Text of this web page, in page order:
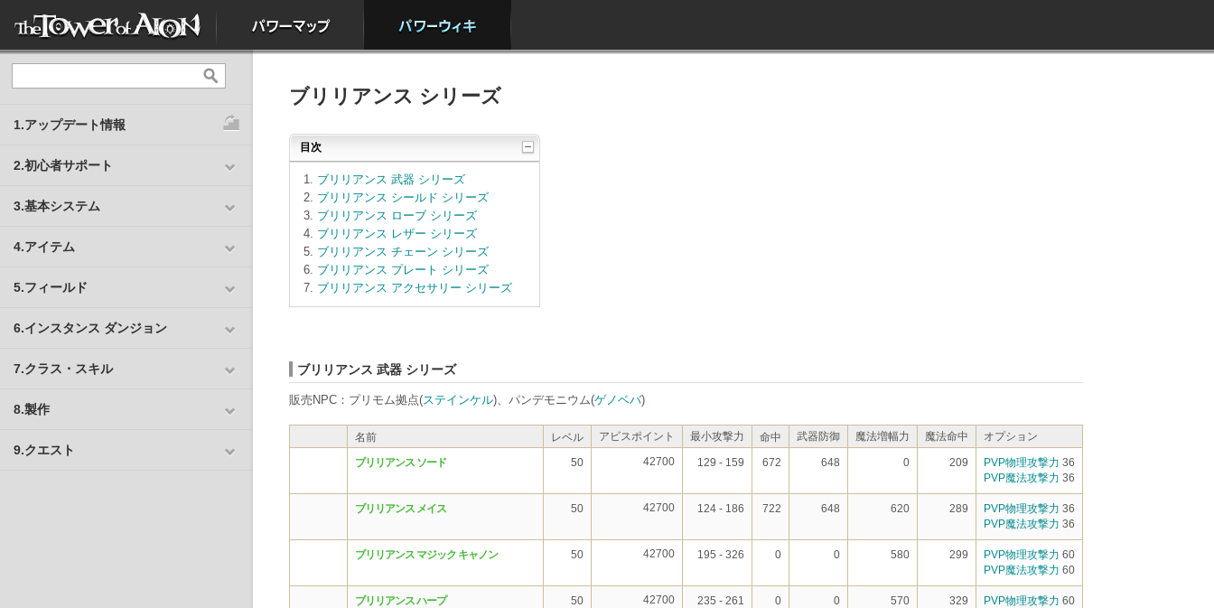
1.アップデート情報
2.初心者サポート
3.基本システム
4.アイテム
5.フィールド
6.インスタンス ダンジョン
7.クラス・スキル
8.製作
9.クエスト
ブリリアンス シリーズ
目次
ブリリアンス 武器 シリーズ
ブリリアンス シールド シリーズ
ブリリアンス ローブ シリーズ
ブリリアンス レザー シリーズ
ブリリアンス チェーン シリーズ
ブリリアンス プレート シリーズ
ブリリアンス アクセサリー シリーズ
ブリリアンス 武器 シリーズ
販売NPC：プリモム拠点(ステインケル)、パンデモニウム(ゲノベバ)
名前 レベル アビスポイント 最小攻撃力 命中 武器防御 魔法増幅力 魔法命中 オプション
ブリリアンス ソード 50 42700 129 - 159 672 648 0 209 PVP物理攻撃力 36
PVP魔法攻撃力 36
ブリリアンス メイス 50 42700 124 - 186 722 648 620 289 PVP物理攻撃力 36
PVP魔法攻撃力 36
ブリリアンス マジック キャノン 50 42700 195 - 326 0 0 580 299 PVP物理攻撃力 60
PVP魔法攻撃力 60
ブリリアンス ハープ 50 42700 235 - 261 0 0 570 329 PVP物理攻撃力 60